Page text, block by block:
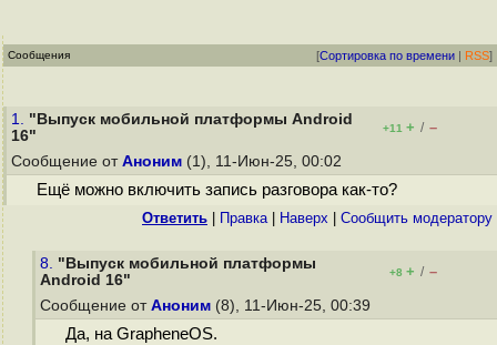
Сообщения [Сортировка по времени | RSS]
1. "Выпуск мобильной платформы Android
16"
+11 + / –
Сообщение от Аноним (1), 11-Июн-25, 00:02
Ещё можно включить запись разговора как-то?
Ответить Правка| Наверх Cообщить модератору
8. "Выпуск мобильной платформы
Android 16"
+8 + / –
Сообщение от Аноним (8), 11-Июн-25, 00:39
Да, на GrapheneOS.